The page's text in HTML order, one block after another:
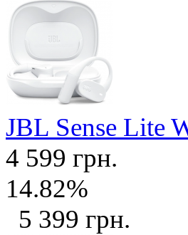
JBL Sense Lite
4 599 грн.
14.82%
5 399 грн.